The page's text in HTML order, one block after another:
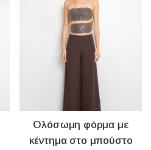
Ολόσωμη φόρμα με
κέντημα στο μπούστο